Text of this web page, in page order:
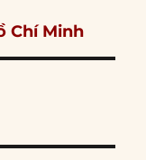
Chí Minh